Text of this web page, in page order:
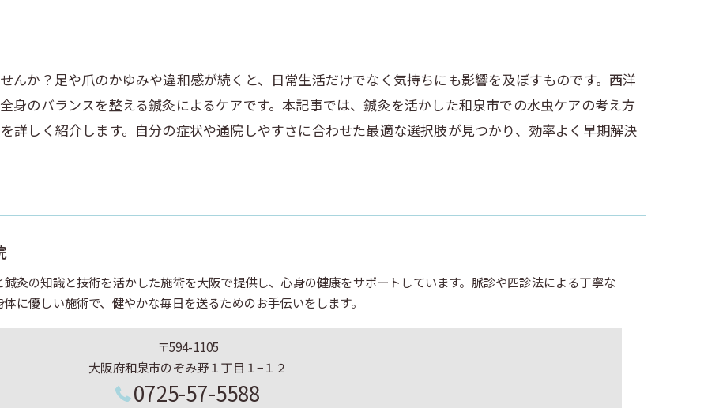
んか？足や爪のかゆみや違和感が続くと、日常生活だけでなく気持ちにも影響を及ぼすものです。西洋
身のバランスを整える鍼灸によるケアです。本記事では、鍼灸を活かした和泉市での水虫ケアの考え方
詳しく紹介します。自分の症状や通院しやすさに合わせた最適な選択肢が見つかり、効率よく早期解決
灸の知識と技術を活かした施術を大阪で提供し、心身の健康をサポートしています。脈診や四診法による丁寧な
に優しい施術で、健やかな毎日を送るためのお手伝いをします。
〒594-1105
大阪府和泉市のぞみ野１丁目１−１２
0725-57-5588